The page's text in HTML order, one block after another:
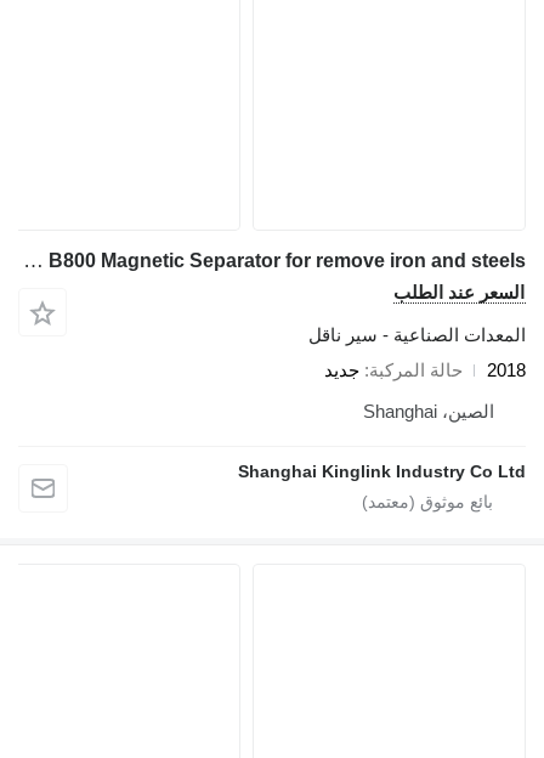
Kinglink B800 Magnetic Separator for remove iron and steels
السعر عند الطلب
المعدات الصناعية - سير ناقل
2018
حالة المركبة جديد
الصين، Shanghai
Shanghai Kinglink Industry Co Ltd